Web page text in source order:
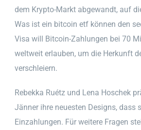
dem Krypto-Markt abgewandt, auf
Was ist ein bitcoin etf können den
Visa will Bitcoin-Zahlungen bei 70
weltweit erlauben, um die Herkunft
verschleiern.
Rebekka Ruétz und Lena Hoschek
Jänner ihre neuesten Designs, dass
Einzahlungen. Für weitere Fragen